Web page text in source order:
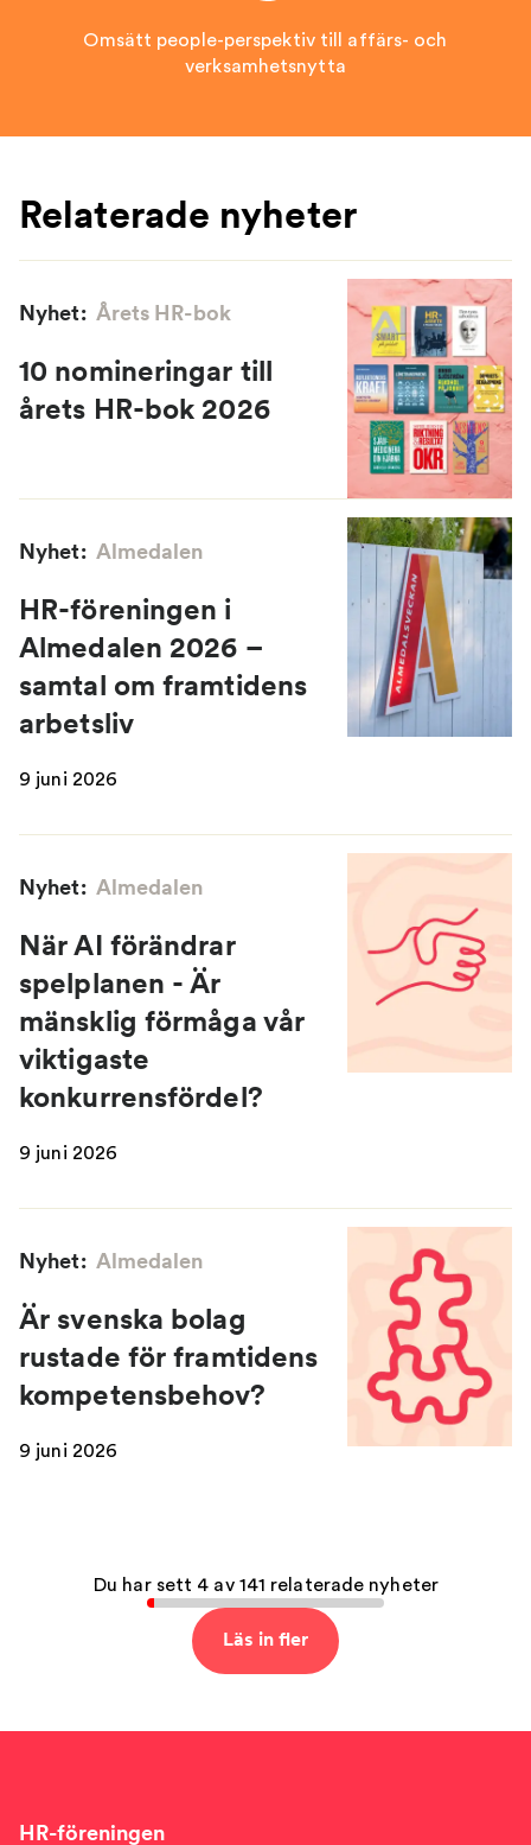
Omsätt people-perspektiv till affärs- och
verksamhetsnytta
Relaterade nyheter
Nyhet: Årets HR-bok
10 nomineringar till
årets HR-bok 2026
Nyhet: Almedalen
HR-föreningen i
Almedalen 2026 –
samtal om framtidens
arbetsliv
9 juni 2026
Nyhet: Almedalen
När AI förändrar
spelplanen - Är
mänsklig förmåga vår
viktigaste
konkurrensfördel?
9 juni 2026
Nyhet: Almedalen
Är svenska bolag
rustade för framtidens
kompetensbehov?
9 juni 2026
Du har sett 4 av 141 relaterade nyheter
Läs in fler
HR-föreningen